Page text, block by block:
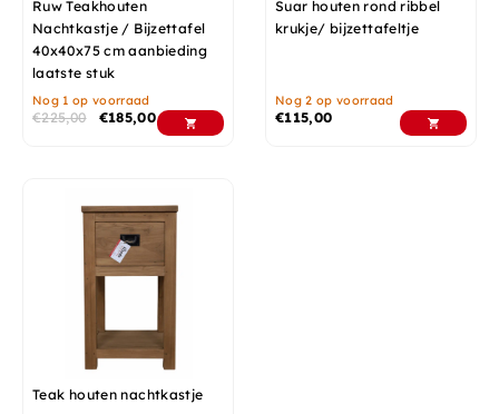
Ruw Teakhouten
Nachtkastje / Bijzettafel
40x40x75 cm aanbieding
laatste stuk
Nog 1 op voorraad
€225,00 €185,00
Suar houten rond ribbel
krukje/ bijzettafeltje
Nog 2 op voorraad
€115,00
Teak houten nachtkastje